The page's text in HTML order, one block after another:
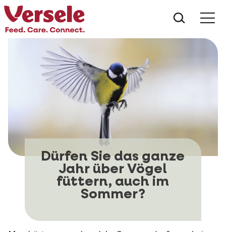
Dürfen Sie das ganze
Jahr über Vögel
füttern, auch im
Sommer?